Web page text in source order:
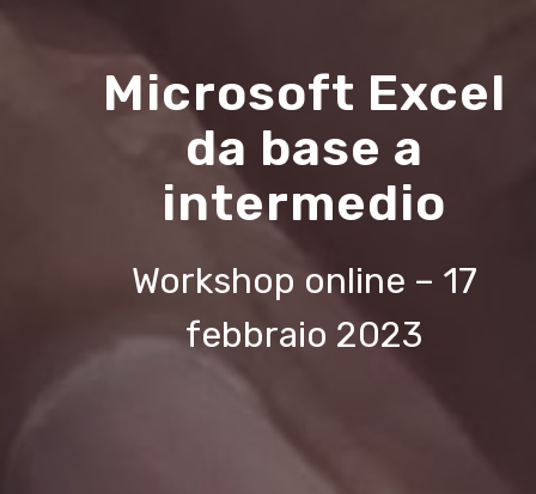
Microsoft Excel
da base a
intermedio
Workshop online – 17
febbraio 2023